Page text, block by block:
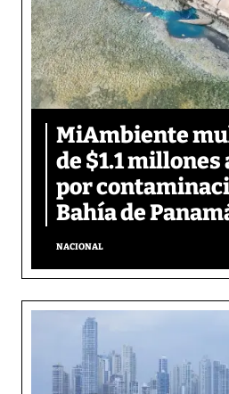
MiAmbiente
de $1.1 millones
por
Bahía de
NACIONAL